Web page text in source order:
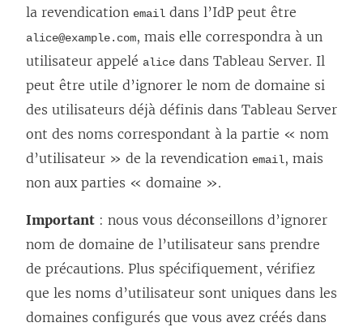
la revendication email dans l’IdP peut être
alice@example.com, mais elle correspondra à un
utilisateur appelé alice dans Tableau Server. Il
peut être utile d’ignorer le nom de domaine si
des utilisateurs déjà définis dans Tableau Server
ont des noms correspondant à la partie « nom
d’utilisateur » de la revendication email, mais
non aux parties « domaine ».
Important : nous vous déconseillons d’ignorer
nom de domaine de l’utilisateur sans prendre
de précautions. Plus spécifiquement, vérifiez
que les noms d’utilisateur sont uniques dans les
domaines configurés que vous avez créés dans